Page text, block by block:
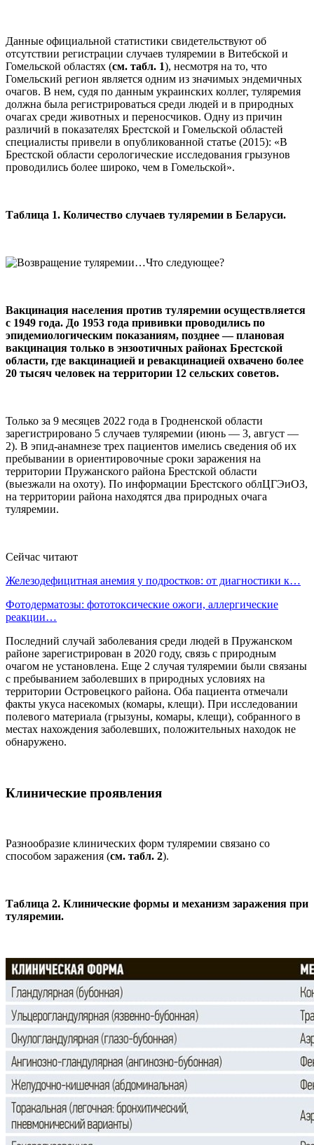
Данные официальной статистики свидетельствуют об
отсутствии регистрации случаев туляремии в Витебской и
Гомельской областях (см. табл. 1), несмотря на то, что
Гомельский регион является одним из значимых эндемичных
очагов. В нем, судя по данным украинских коллег, туляремия
должна была регистрироваться среди людей и в природных
очагах среди животных и переносчиков. Одну из причин
различий в показателях Брестской и Гомельской областей
специалисты привели в опубликованной статье (2015): «В
Брестской области серологические исследования грызунов
проводились более широко, чем в Гомельской».
Таблица 1. Количество случаев туляремии в Беларуси.
Вакцинация населения против туляремии осуществляется
с 1949 года. До 1953 года прививки проводились по
эпидемиологическим показаниям, позднее — плановая
вакцинация только в энзоотичных районах Брестской
области, где вакцинацией и ревакцинацией охвачено более
20 тысяч человек на территории 12 сельских советов.
Только за 9 месяцев 2022 года в Гродненской области
зарегистрировано 5 случаев туляремии (июнь — 3, август —
2). В эпид-анамнезе трех пациентов имелись сведения об их
пребывании в ориентировочные сроки заражения на
территории Пружанского района Брестской области
(выезжали на охоту). По информации Брестского облЦГЭиОЗ,
на территории района находятся два природных очага
туляремии.
Сейчас читают
Железодефицитная анемия у подростков: от диагностики к…
Фотодерматозы: фототоксические ожоги, аллергические
реакции…
Последний случай заболевания среди людей в Пружанском
районе зарегистрирован в 2020 году, связь с природным
очагом не установлена. Еще 2 случая туляремии были связаны
с пребыванием заболевших в природных условиях на
территории Островецкого района. Оба пациента отмечали
факты укуса насекомых (комары, клещи). При исследовании
полевого материала (грызуны, комары, клещи), собранного в
местах нахождения заболевших, положительных находок не
обнаружено.
Клинические проявления
Разнообразие клинических форм туляремии связано со
способом заражения (см. табл. 2).
Таблица 2. Клинические формы и механизм заражения при
туляремии.